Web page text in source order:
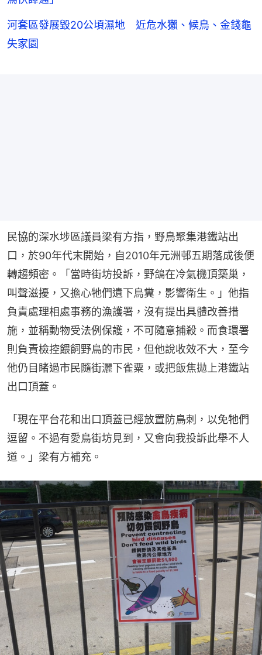
河套區發展毀20公頃濕地 近危水獺、候鳥、金錢龜
失家園
民協的深水埗區議員梁有方指，野鳥聚集港鐵站出
口，於90年代末開始，自2010年元洲邨五期落成後便
轉趨頻密。「當時街坊投訴，野鴿在冷氣機頂築巢，
叫聲滋擾，又擔心牠們遺下鳥糞，影響衛生。」他指
負責處理相處事務的漁護署，沒有提出具體改善措
施，並稱動物受法例保護，不可隨意捕殺。而食環署
則負責檢控餵飼野鳥的市民，但他說收效不大，至今
他仍目睹過市民隨街灑下雀粟，或把飯焦拋上港鐵站
出口頂蓋。
「現在平台花和出口頂蓋已經放置防鳥刺，以免牠們
逗留。不過有愛鳥街坊見到，又會向我投訴此舉不人
道。」梁有方補充。